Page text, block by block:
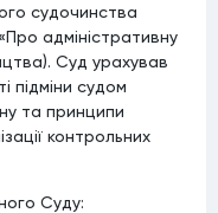
судочинства
адміністративну
Суд урахував
підміни судом
та принципи
контрольних
Суду: